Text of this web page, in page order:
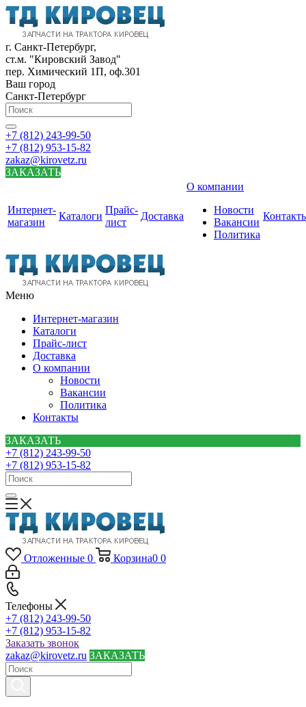
г. Санкт-Петербург,
ст.м. "Кировский Завод"
пер. Химический 1П, оф.301
Ваш город
Санкт-Петербург
+7 (812) 243-99-50
+7 (812) 953-15-82
zakaz@kirovetz.ru
ЗАКАЗАТЬ
Интернет-
магазин
Каталоги
Прайс-
лист
Доставка
О компании
Новости
Вакансии
Политика
Меню
Интернет-магазин
Каталоги
Прайс-лист
Доставка
О компании
Новости
Вакансии
Политика
Контакты
ЗАКАЗАТЬ
+7 (812) 243-99-50
+7 (812) 953-15-82
Отложенные 0 Корзина0 0
Телефоны
+7 (812) 243-99-50
+7 (812) 953-15-82
Заказать звонок
zakaz@kirovetz.ru ЗАКАЗАТЬ